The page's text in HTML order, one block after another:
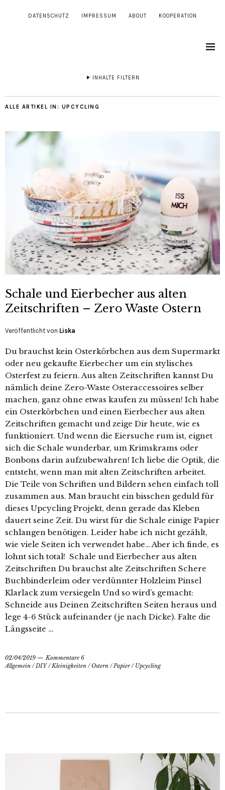
DATENSCHUTZ IMPRESSUM ABOUT KOOPERATION
INHALTE FILTERN
ALLE ARTIKEL IN: UPCYCLING
Schale und Eierbecher aus alten
Zeitschriften – Zero Waste Ostern
Veröffentlicht von Liska
Du brauchst kein Osterkörbchen aus dem Supermarkt
oder neu gekaufte Eierbecher um ein stylisches
Osterfest zu feiern. Aus alten Zeitschriften kannst Du
nämlich deine Zero-Waste Osteraccessoires selber
machen, ganz ohne etwas kaufen zu müssen! Ich habe
ein Osterkörbchen und einen Eierbecher aus alten
Zeitschriften gemacht und zeige Dir heute, wie es
funktioniert. Und wenn die Eiersuche rum ist, eignet
sich die Schale wunderbar, um Krimskrams oder
Bonbons darin aufzubewahren! Ich liebe die Optik, die
entsteht, wenn man mit alten Zeitschriften arbeitet.
Die Teile von Schriften und Bildern sehen einfach toll
zusammen aus. Man braucht ein bisschen geduld für
dieses Upcycling Projekt, denn gerade das Kleben
dauert seine Zeit. Du wirst für die Schale einige Papier
schlangen benötigen. Leider habe ich nicht gezählt,
wie viele Seiten ich verwendet habe… Aber ich finde, es
lohnt sich total! Schale und Eierbecher aus alten
Zeitschriften Du brauchst alte Zeitschriften Schere
Buchbinderleim oder verdünnter Holzleim Pinsel
Klarlack zum versiegeln Und so wird’s gemacht:
Schneide aus Deinen Zeitschriften Seiten heraus und
lege 4-6 Stück aufeinander (je nach Dicke). Falte die
Längsseite …
02/04/2019
Kommentare 6
Allgemein /DIY/Kleinigkeiten /Ostern /Papier/ Upcycling